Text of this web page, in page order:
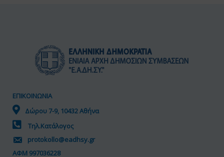
ΕΠΙΚΟΙΝΩΝΙΑ
Δώρου 7-9, 10432 Αθήνα
Τηλ.Κατάλογος
protokollo@eadhsy.gr
ΑΦΜ 997036228